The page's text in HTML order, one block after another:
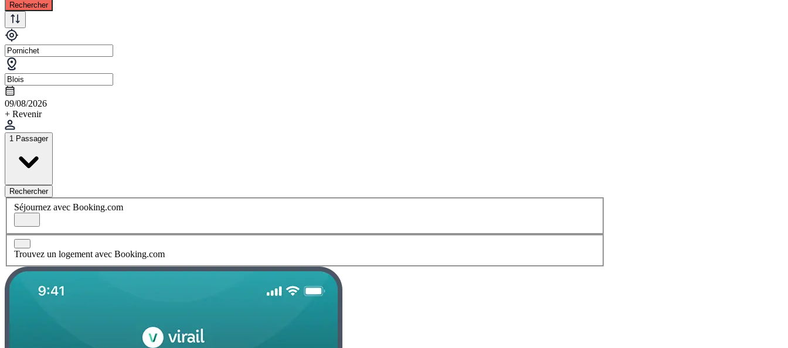
Rechercher
09/08/2026
+ Revenir
1 Passager
Rechercher
Séjournez avec Booking.com
Trouvez un logement avec Booking.com